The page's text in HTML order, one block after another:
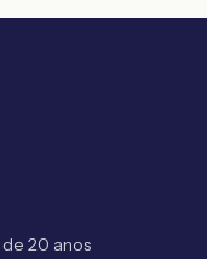
20 anos